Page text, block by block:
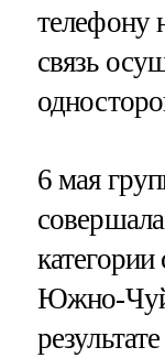
телефону
связь
6 мая
Южно-